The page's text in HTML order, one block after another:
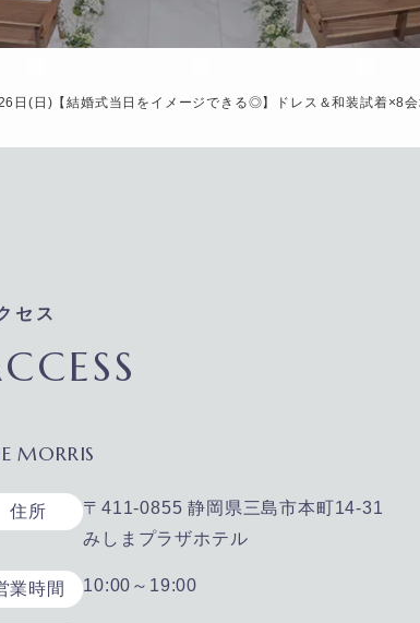
日(日)【結婚式当日をイメージできる◎】ドレス＆和装試着×8
セス
MORRIS
住所
〒411-0855 静岡県三島市本町14-31
みしまプラザホテル
業時間 10:00～19:00